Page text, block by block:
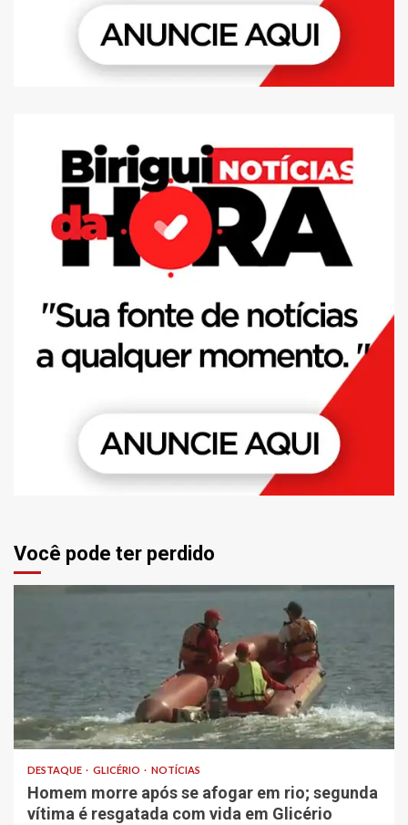
Você pode ter perdido
DESTAQUE GLICÉRIO NOTÍCIAS
Homem morre após se afogar em rio; segunda
vítima é resgatada com vida em Glicério